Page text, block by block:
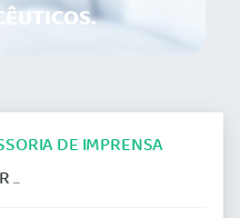
DE IMPRENSA